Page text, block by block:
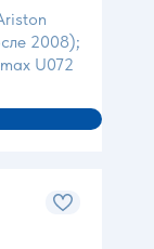
2008);
U072